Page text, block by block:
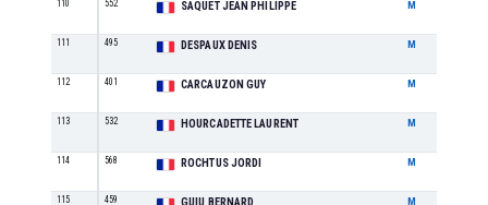
110 552 SAQUET JEAN PHILIPPE M
111 495 DESPAUX DENIS M
112 401 CARCAUZON GUY M
113 532 HOURCADETTE LAURENT M
114 568 ROCHTUS JORDI M
115 459 M